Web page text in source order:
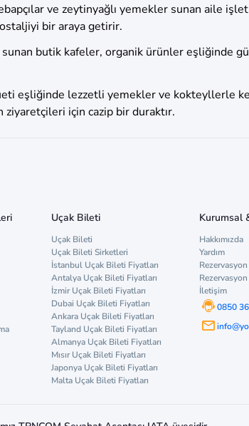
ve zeytinyağlı yemekler sunan aile
bir araya getirir.
butik kafeler, organik ürünler eşliğinde
eşliğinde lezzetli yemekler ve kokteyllerle
ziyaretçileri için cazip bir duraktır.
Uçak Bileti
Uçak Bileti
Uçak Bileti Sirketleri
İstanbul Uçak Bileti Fiyatları
Antalya Uçak Bileti Fiyatları
İzmir Uçak Bileti Fiyatları
Dubai Uçak Bileti Fiyatları
Ankara Uçak Bileti Fiyatları
Tayland Uçak Bileti Fiyatları
Almanya Uçak Bileti Fiyatları
Mısır Uçak Bileti Fiyatları
Japonya Uçak Bileti Fiyatları
Malta Uçak Bileti Fiyatları
Kurumsal
Hakkımızda
Yardım
İletişim
0850